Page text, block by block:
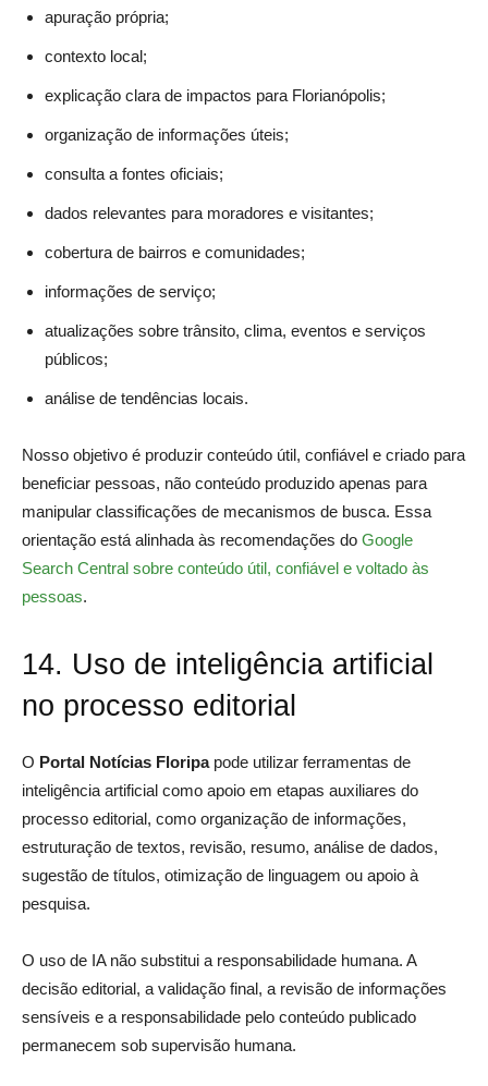
apuração própria;
contexto local;
explicação clara de impactos para Florianópolis;
organização de informações úteis;
consulta a fontes oficiais;
dados relevantes para moradores e visitantes;
cobertura de bairros e comunidades;
informações de serviço;
atualizações sobre trânsito, clima, eventos e serviços
públicos;
análise de tendências locais.
Nosso objetivo é produzir conteúdo útil, confiável e criado para
beneficiar pessoas, não conteúdo produzido apenas para
manipular classificações de mecanismos de busca. Essa
orientação está alinhada às recomendações do Google
Search Central sobre conteúdo útil, confiável e voltado às
pessoas.
14. Uso de inteligência artificial
no processo editorial
O Portal Notícias Floripapode utilizar ferramentas de
inteligência artificial como apoio em etapas auxiliares do
processo editorial, como organização de informações,
estruturação de textos, revisão, resumo, análise de dados,
sugestão de títulos, otimização de linguagem ou apoio à
pesquisa.
O uso de IA não substitui a responsabilidade humana. A
decisão editorial, a validação final, a revisão de informações
sensíveis e a responsabilidade pelo conteúdo publicado
permanecem sob supervisão humana.